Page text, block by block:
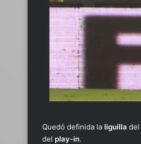
Quedó definida la liguilla del
del play-in.